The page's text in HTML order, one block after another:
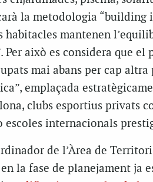
la metodologia
habitacles mantenen
això es considera que el
mai abans per cap
emplaçada
clubs esportius privats
escoles internacionals
de l’Àrea de
la fase de planejament ja